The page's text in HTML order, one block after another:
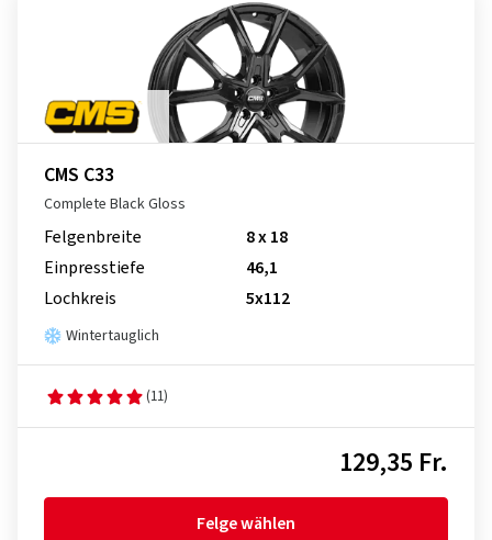
CMS C33
Complete Black Gloss
Felgenbreite
8 x 18
Einpresstiefe
46,1
Lochkreis
5x112
Wintertauglich
(11)
129,35 Fr.
Felge wählen